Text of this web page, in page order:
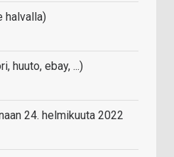
halvalla)
huuto, ebay, ...)
24. helmikuuta 2022